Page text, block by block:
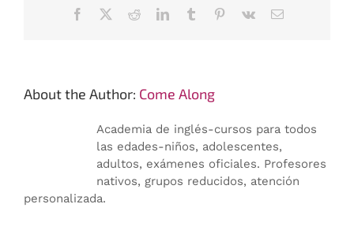
Facebook RedditLinkedInTumblr Pinterest
Vk Email:
About the Author: Come Along
Academia de inglés-cursos para todos
las edades-niños, adolescentes,
adultos, exámenes oficiales. Profesores
nativos, grupos reducidos, atención
personalizada.